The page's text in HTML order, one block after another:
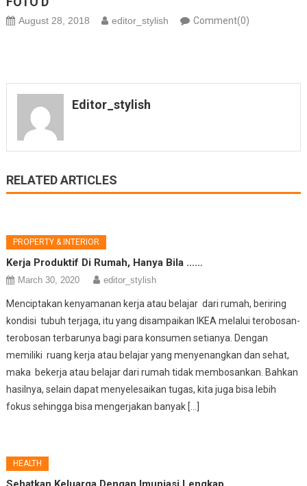
August 28, 2018 editor_stylish Comment(0)
Editor_stylish
RELATED ARTICLES
PROPERTY & INTERIOR
Kerja Produktif Di Rumah, Hanya Bila ……
March 30, 2020 editor_stylish
Menciptakan kenyamanan kerja atau belajar dari rumah, beriring
kondisi tubuh terjaga, itu yang disampaikan IKEA melalui terobosan-
terobosan terbarunya bagi para konsumen setianya. Dengan
memiliki ruang kerja atau belajar yang menyenangkan dan sehat,
maka bekerja atau belajar dari rumah tidak membosankan. Bahkan
hasilnya, selain dapat menyelesaikan tugas, kita juga bisa lebih
fokus sehingga bisa mengerjakan banyak […]
HEALTH